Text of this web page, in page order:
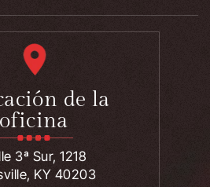
de la
oficina
3ª Sur, 1218
KY 40203